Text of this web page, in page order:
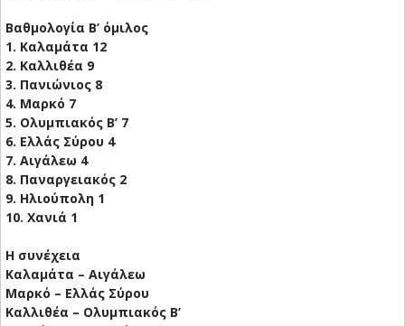
Βαθμολογία Β’ όμιλος
1. Καλαμάτα 12
2. Καλλιθέα 9
3. Πανιώνιος 8
4. Μαρκό 7
5. Ολυμπιακός Β’ 7
6. Ελλάς Σύρου 4
7. Αιγάλεω 4
8. Παναργειακός 2
9. Ηλιούπολη 1
10. Χανιά 1
Η συνέχεια
Καλαμάτα – Αιγάλεω
Μαρκό – Ελλάς Σύρου
Καλλιθέα – Ολυμπιακός Β’